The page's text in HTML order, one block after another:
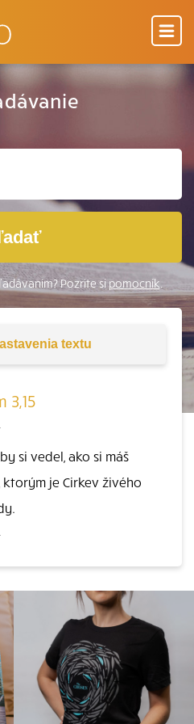
Pozrite sipomocník.
textu
3,15
si vedel, ako si máš
je Cirkev živého